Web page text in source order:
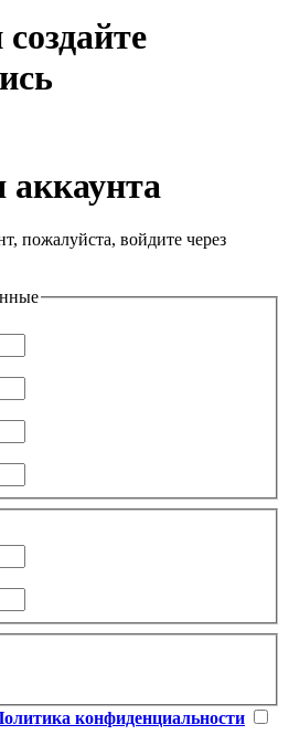
аккаунта
пожалуйста, войдите через
конфиденциальности